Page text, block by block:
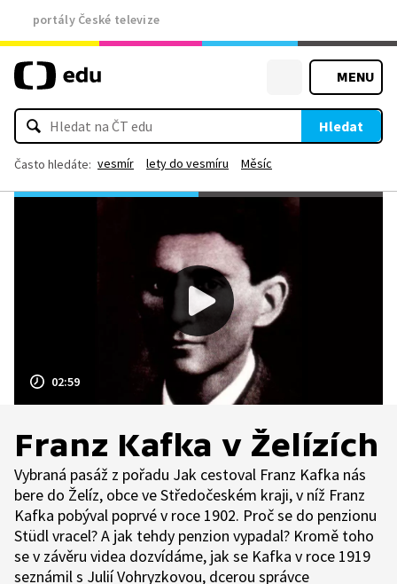
portály České televize
MENU
Hledat
Často hledáte: vesmír lety do vesmíru Měsíc
02:59
Franz Kafka v Želízích
Vybraná pasáž z pořadu Jak cestoval Franz Kafka nás
bere do Želíz, obce ve Středočeském kraji, v níž Franz
Kafka pobýval poprvé v roce 1902. Proč se do penzionu
Stüdl vracel? A jak tehdy penzion vypadal? Kromě toho
se v závěru videa dozvídáme, jak se Kafka v roce 1919
seznámil s Julií Vohryzkovou, dcerou správce